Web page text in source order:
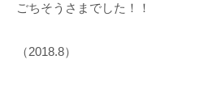
ごちそうさまでした！！
（2018.8）